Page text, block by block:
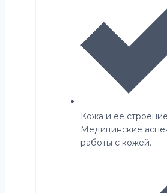
Кожа и ее
Медицинские
работы с кожей.